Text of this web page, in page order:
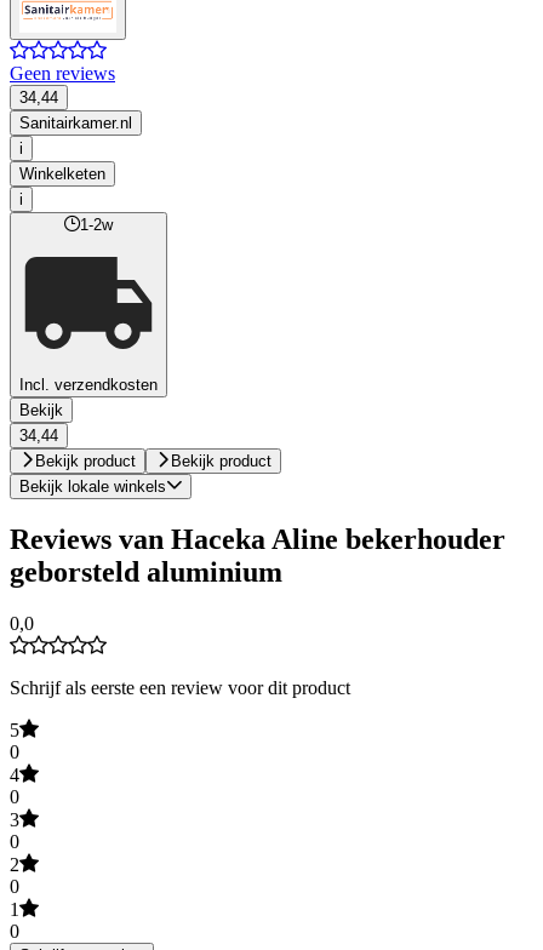
Geen reviews
34,44
Sanitairkamer.nl
i
Winkelketen
i
1-2w
Incl. verzendkosten
Bekijk
34,44
Bekijk product
Bekijk product
Bekijk lokale winkels
Reviews van Haceka Aline bekerhouder
geborsteld aluminium
0,0
Schrijf als eerste een review voor dit product
5
0
4
0
3
0
2
0
1
0